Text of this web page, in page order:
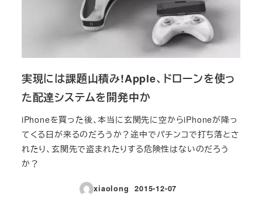
実現には課題山積み!Apple、ドローンを使っ
た配達システムを開発中か
iPhoneを買った後、本当に玄関先に空からiPhoneが降っ
てくる日が来るのだろうか？途中でパチンコで打ち落とさ
れたり、玄関先で盗まれたりする危険性はないのだろう
か？
xiaolong
投稿日
2015-12-07